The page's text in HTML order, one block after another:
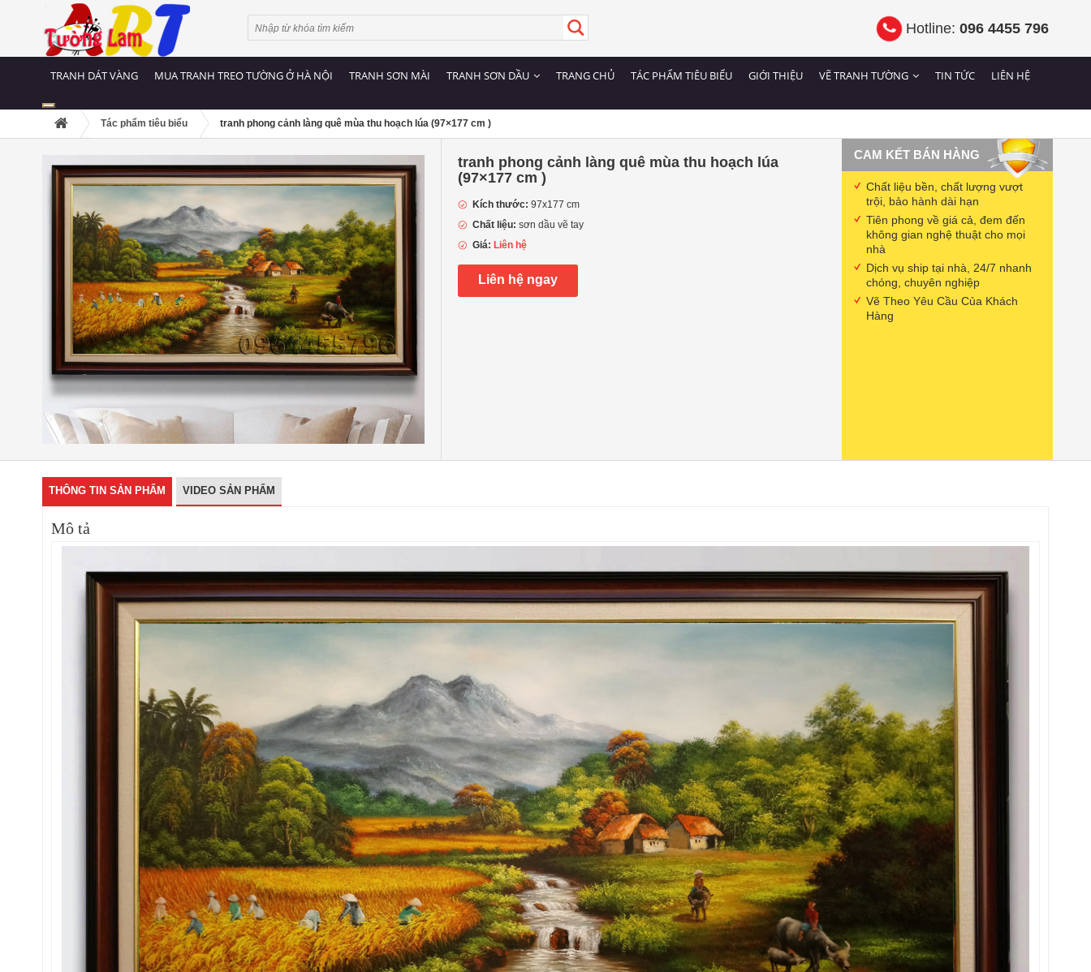
Hotline: 096 4455 796
TRANH DÁT VÀNG MUA TRANH TREO TƯỜNG Ở HÀ NỘI TRANH SƠN MÀI TRANH SƠN DẦU TRANG CHỦ TÁC PHẨM TIÊU BIỂU GIỚI THIỆU VẼ TRANH TƯỜNG TIN TỨC LIÊN HỆ
Tác phẩm tiêu biểu tranh phong cảnh làng quê mùa thu hoạch lúa (97×177 cm )
tranh phong cảnh làng quê mùa thu hoạch lúa
(97×177 cm )
Kích thước: 97x177 cm
Chất liệu: sơn dầu vẽ tay
Giá: Liên hệ
Liên hệ ngay
CAM KẾT BÁN HÀNG
Chất liệu bền, chất lượng vượt
trội, bảo hành dài hạn
Tiên phong về giá cả, đem đến
không gian nghệ thuật cho mọi
nhà
Dịch vụ ship tại nhà, 24/7 nhanh
chóng, chuyên nghiệp
Vẽ Theo Yêu Cầu Của Khách
Hàng
THÔNG TIN SẢN PHẨM VIDEO SẢN PHẨM
Mô tả